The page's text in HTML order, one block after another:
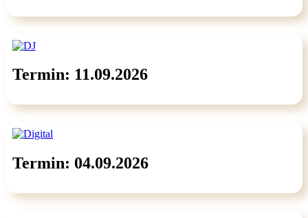
Termin: 11.09.2026
Termin: 04.09.2026